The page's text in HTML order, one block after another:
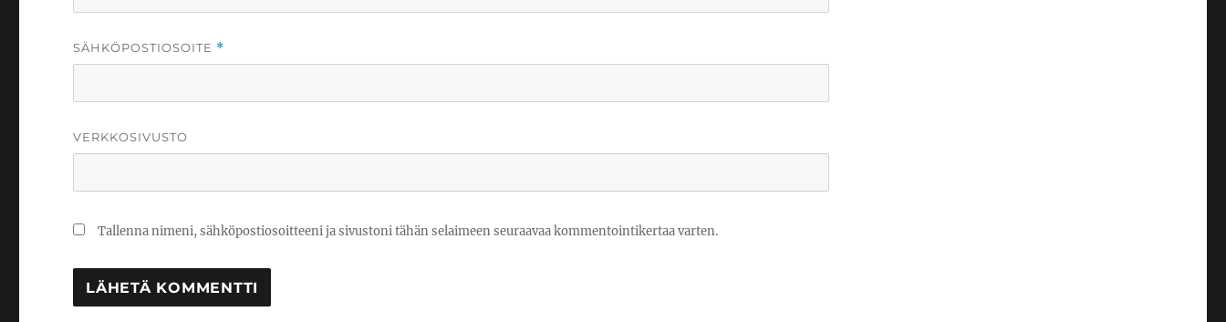
SÄHKÖPOSTIOSOITE *
VERKKOSIVUSTO
Tallenna nimeni, sähköpostiosoitteeni ja sivustoni tähän selaimeen seuraavaa kommentointikertaa varten.